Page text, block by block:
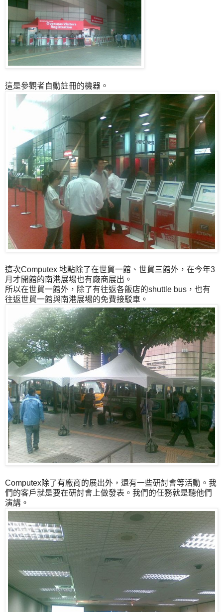
這是參觀者自動註冊的機器。
這次Computex 地點除了在世貿一館、世貿三館外，在今年3
月才開館的南港展場也有廠商展出。
所以在世貿一館外，除了有往返各飯店的shuttle bus，也有
往返世貿一館與南港展場的免費接駁車。
Computex除了有廠商的展出外，還有一些研討會等活動。我
們的客戶就是要在研討會上做發表。我們的任務就是聽他們
演講。